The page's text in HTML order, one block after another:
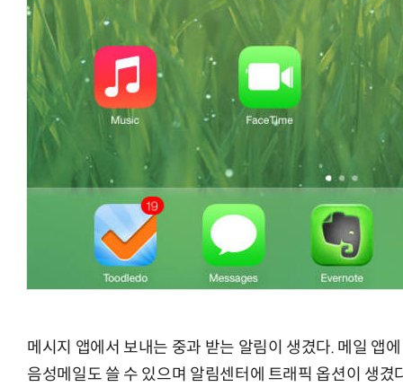
메시지 앱에서 보내는 중과 받는 알림이 생겼다. 메일 앱
음성메일도 쓸 수 있으며 알림센터에 트래픽 옵션이 생